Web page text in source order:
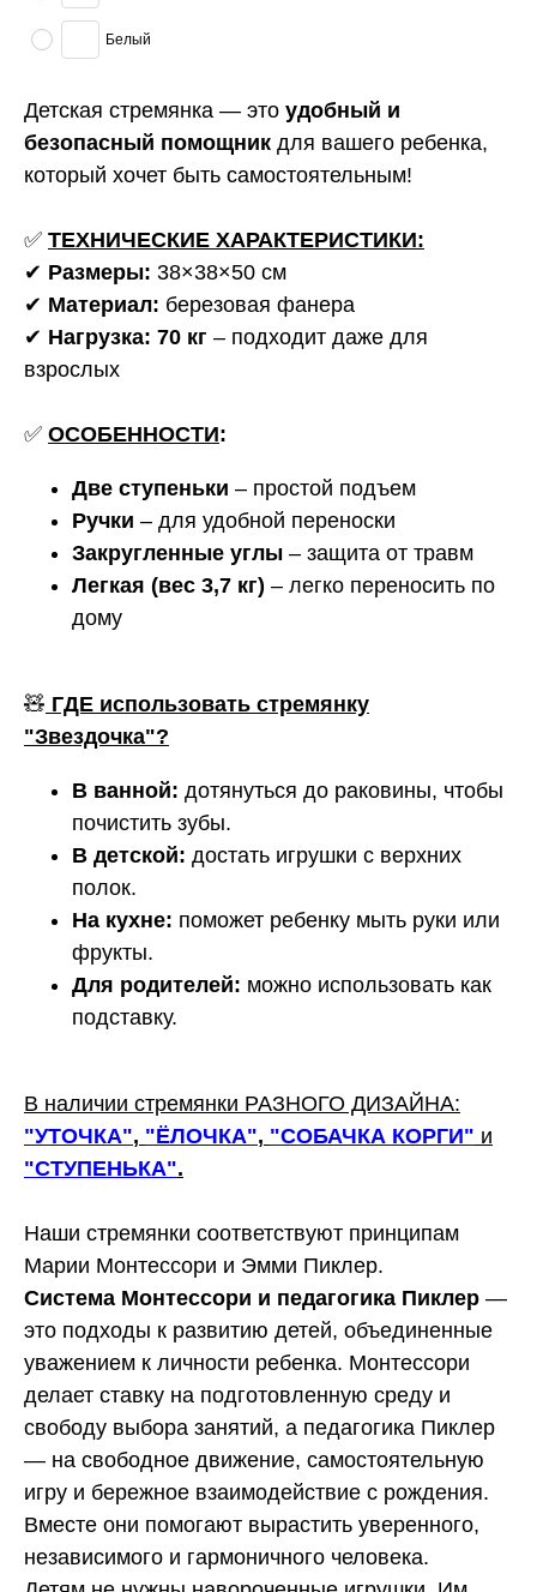
Белый
Детская стремянка — это удобный и
безопасный помощник для вашего ребенка,
который хочет быть самостоятельным!
✅ ТЕХНИЧЕСКИЕ ХАРАКТЕРИСТИКИ:
✔ Размеры: 38×38×50 см
✔ Материал: березовая фанера
✔ Нагрузка: 70 кг – подходит даже для
взрослых
✅ ОСОБЕННОСТИ:
Две ступеньки – простой подъем
Ручки – для удобной переноски
Закругленные углы – защита от травм
Легкая (вес 3,7 кг) – легко переносить по
дому
🧸 ГДЕ использовать стремянку
"Звездочка"?
В ванной: дотянуться до раковины, чтобы
почистить зубы.
В детской: достать игрушки с верхних
полок.
На кухне: поможет ребенку мыть руки или
фрукты.
Для родителей: можно использовать как
подставку.
В наличии стремянки РАЗНОГО ДИЗАЙНА:
"УТОЧКА", "ЁЛОЧКА", "СОБАЧКА КОРГИ" и
"СТУПЕНЬКА".
Наши стремянки соответствуют принципам
Марии Монтессори и Эмми Пиклер.
Система Монтессори и педагогика Пиклер —
это подходы к развитию детей, объединенные
уважением к личности ребенка. Монтессори
делает ставку на подготовленную среду и
свободу выбора занятий, а педагогика Пиклер
— на свободное движение, самостоятельную
игру и бережное взаимодействие с рождения.
Вместе они помогают вырастить уверенного,
независимого и гармоничного человека.